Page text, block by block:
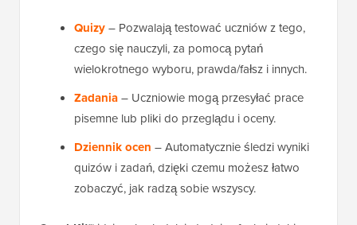
Quizy– Pozwalają testować uczniów z tego,
czego się nauczyli, za pomocą pytań
wielokrotnego wyboru, prawda/fałsz i innych.
Zadania– Uczniowie mogą przesyłać prace
pisemne lub pliki do przeglądu i oceny.
Dziennik ocen – Automatycznie śledzi wyniki
quizów i zadań, dzięki czemu możesz łatwo
zobaczyć, jak radzą sobie wszyscy.